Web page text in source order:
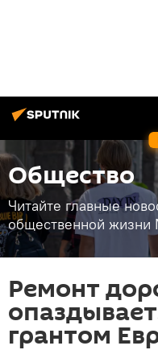
Общество
Читайте главные
общественной
Ремонт
грантом